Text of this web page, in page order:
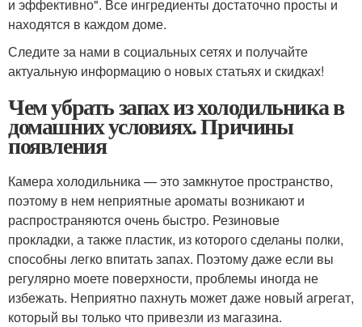
и эффективно". Все ингредиенты достаточно просты и
находятся в каждом доме.
Следите за нами в социальных сетях и получайте
актуальную информацию о новых статьях и скидках!
Чем убрать запах из холодильника в
домашних условиях. Причины
появления
Камера холодильника — это замкнутое пространство,
поэтому в нем неприятные ароматы возникают и
распространяются очень быстро. Резиновые
прокладки, а также пластик, из которого сделаны полки,
способны легко впитать запах. Поэтому даже если вы
регулярно моете поверхности, проблемы иногда не
избежать. Неприятно пахнуть может даже новый агрегат,
который вы только что привезли из магазина.